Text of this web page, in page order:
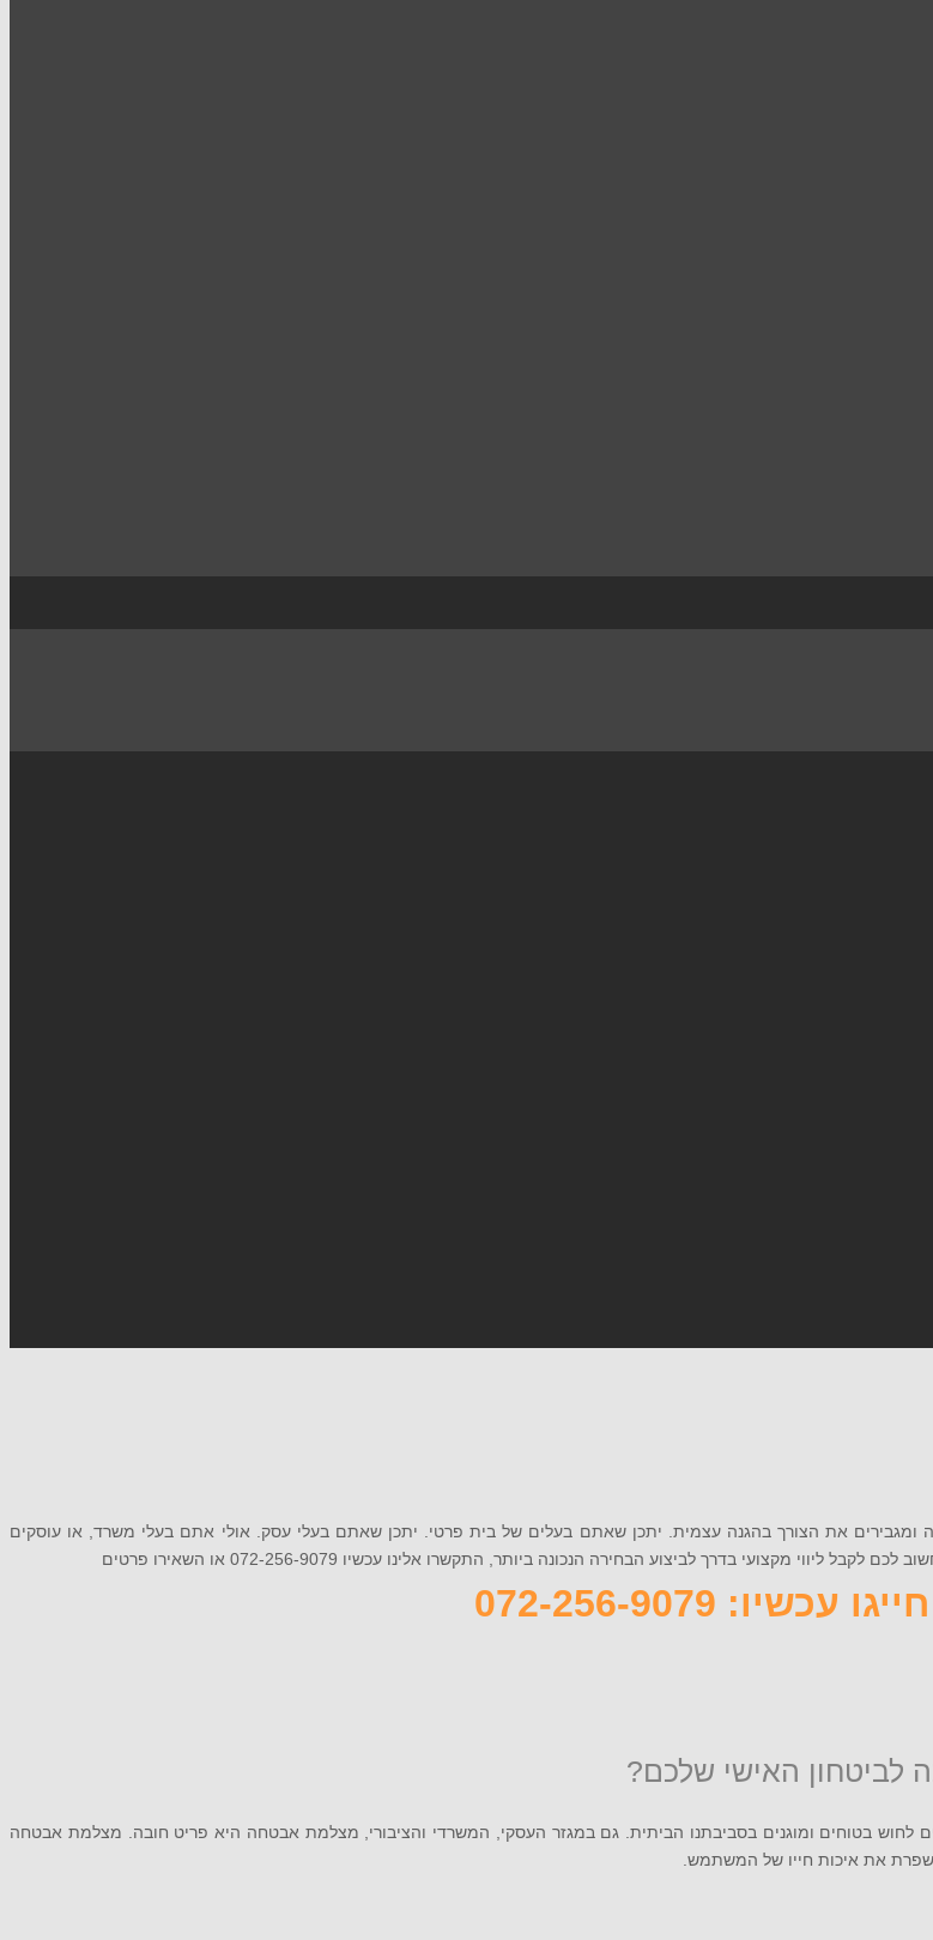
ומגבירים את הצורך בהגנה עצמית. יתכן שאתם בעלים של בית פרטי. יתכן שאתם בעלי עסק. אולי אתם בעלי משרד, או עוסקים
בדרך לביצוע הבחירה הנכונה ביותר, התקשרו אלינו עכשיו 072-256-9079 או השאירו פרטים
072-256-9079
לחוש בטוחים ומוגנים בסביבתנו הביתית. גם במגזר העסקי, המשרדי והציבורי, מצלמת אבטחה היא פריט חובה. מצלמת אבטחה
את איכות חייו של המשתמש.